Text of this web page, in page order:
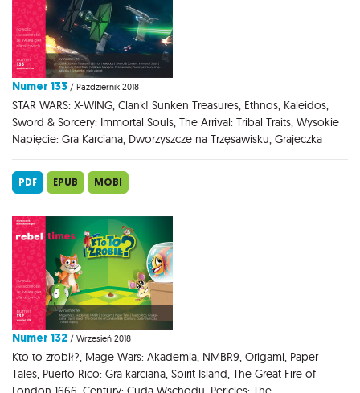
Numer 133 / Październik 2018
STAR WARS: X-WING, Clank! Sunken Treasures, Ethnos, Kaleidos,
Sword & Sorcery: Immortal Souls, The Arrival: Tribal Traits, Wysokie
Napięcie: Gra Karciana, Dworzyszcze na Trzęsawisku, Grajeczka
PDF EPUB MOBI
Numer 132 / Wrzesień 2018
Kto to zrobił?, Mage Wars: Akademia, NMBR9, Origami, Paper
Tales, Puerto Rico: Gra karciana, Spirit Island, The Great Fire of